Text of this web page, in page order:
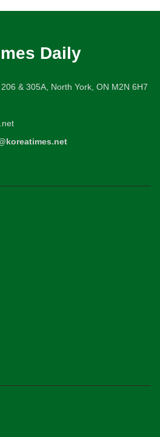
Daily
& 305A, North York, ON M2N 6H7